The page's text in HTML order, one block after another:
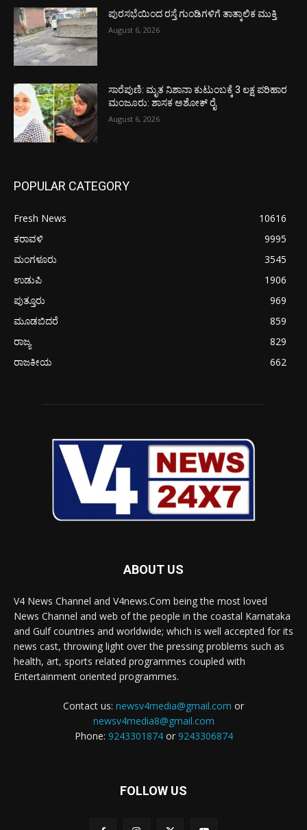
ಪುರಸಭೆಯಿಂದ ರಸ್ತೆ ಗುಂಡಿಗಳಿಗೆ ತಾತ್ಕಾಲಿಕ ಮುಕ್ತಿ
August 6, 2026
ಸಾರೆಪುಣಿ: ಮೃತ ನಿಶಾನಾ ಕುಟುಂಬಕ್ಕೆ 3 ಲಕ್ಷ ಪರಿಹಾರ
ಮಂಜೂರು: ಶಾಸಕ ಅಶೋಕ್ ರೈ
August 6, 2026
POPULAR CATEGORY
Fresh News
10616
ಕರಾವಳಿ
9995
ಮಂಗಳೂರು
3545
ಉಡುಪಿ
1906
ಪುತ್ತೂರು
969
ಮೂಡಬಿದರೆ
859
ರಾಜ್ಯ
829
ರಾಜಕೀಯ
662
ABOUT US
V4 News Channel and V4news.Com being the most loved
News Channel and web of the people in the coastal Karnataka
and Gulf countries and worldwide; which is well accepted for its
news cast, throwing light over the pressing problems such as
health, art, sports related programmes coupled with
Entertainment oriented programmes.
Contact us: newsv4media@gmail.com or
newsv4media8@gmail.com
Phone: 9243301874or 9243306874
FOLLOW US